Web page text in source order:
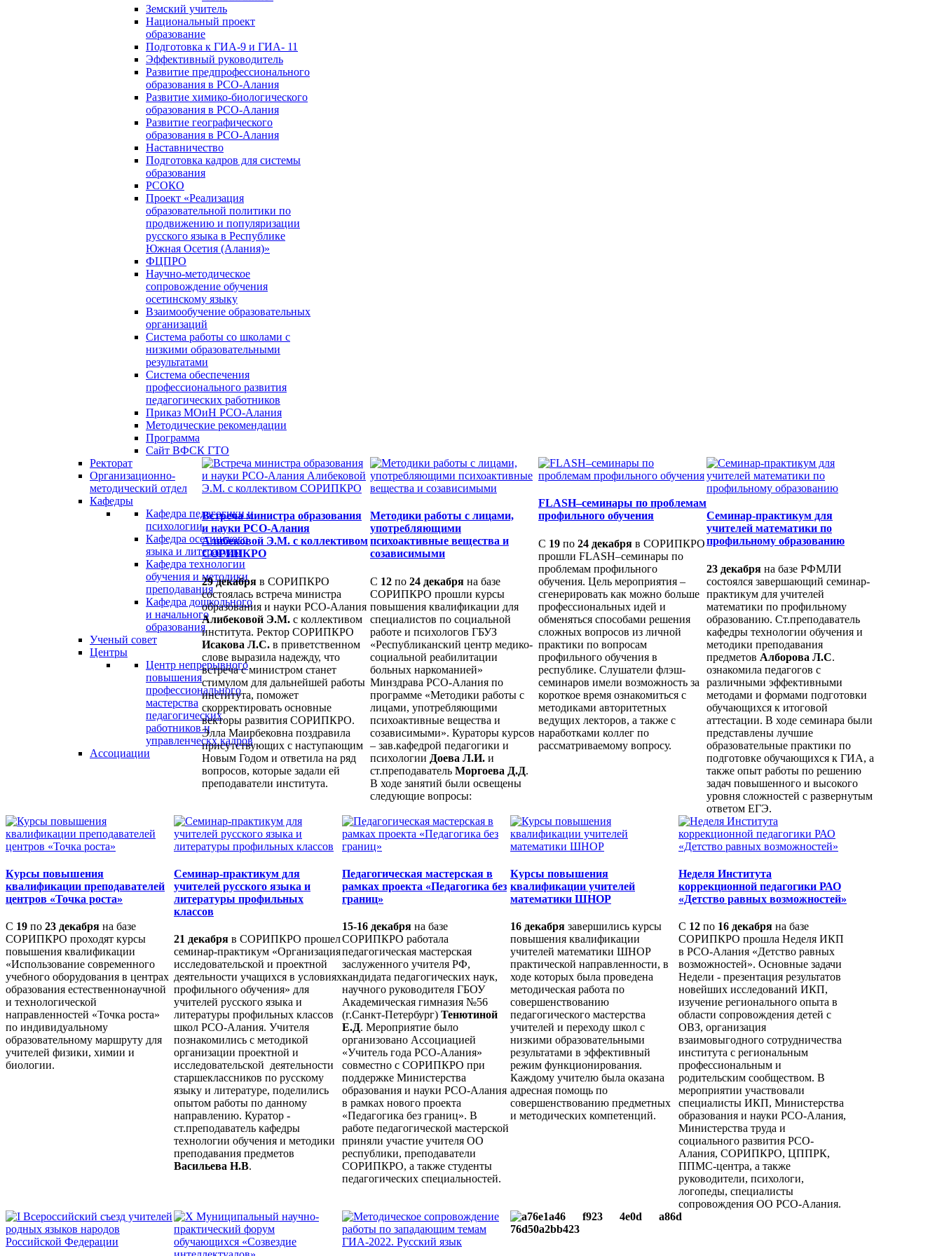
Земский учитель
Национальный проект
образование
Подготовка к ГИА-9 и ГИА- 11
Эффективный руководитель
Развитие предпрофессионального
образования в РСО-Алания
Развитие химико-биологического
образования в РСО-Алания
Развитие географического
образования в РСО-Алания
Наставничество
Подготовка кадров для системы
образования
РСОКО
Проект «Реализация
образовательной политики по
продвижению и популяризации
русского языка в Республике
Южная Осетия (Алания)»
ФЦПРО
Научно-методическое
сопровождение обучения
осетинскому языку
Взаимообучение образовательных
организаций
Система работы со школами с
низкими образовательными
результатами
Система обеспечения
профессионального развития
педагогических работников
Приказ МОиН РСО-Алания
Методические рекомендации
Программа
Сайт ВФСК ГТО
Ректорат
Организационно-
методический отдел
Кафедры
Кафедра педагогики и
психологии
Кафедра осетинского
языка и литературы
Кафедра технологии
обучения и методики
преподавания
Кафедра дошкольного
и начального
образования
Ученый совет
Центры
Центр непрерывного
повышения
профессионального
мастерства
педагогических
работников и
управленческх кадров
Ассоциации
Встреча министра образования
и науки РСО-Алания
Алибековой Э.М. с коллективом
СОРИПКРО
29 декабря в СОРИПКРО
состоялась встреча министра
образования и науки РСО-Алания
Алибековой Э.М. с коллективом
института. Ректор СОРИПКРО
Исакова Л.С. в приветственном
слове выразила надежду, что
встреча с министром станет
стимулом для дальнейшей работы
института, поможет
скорректировать основные
векторы развития СОРИПКРО.
Элла Маирбековна поздравила
присутствующих с наступающим
Новым Годом и ответила на ряд
вопросов, которые задали ей
преподаватели института.
Методики работы с лицами,
употребляющими
психоактивные вещества и
созависимыми
С 12 по 24 декабря на базе
СОРИПКРО прошли курсы
повышения квалификации для
специалистов по социальной
работе и психологов ГБУЗ
«Республиканский центр медико-
социальной реабилитации
больных наркоманией»
Минздрава РСО-Алания по
программе «Методики работы с
лицами, употребляющими
психоактивные вещества и
созависимыми». Кураторы курсов
– зав.кафедрой педагогики и
психологии Доева Л.И. и
ст.преподаватель Моргоева Д.Д.
В ходе занятий были освещены
следующие вопросы:
FLASH–семинары по проблемам
профильного обучения
С 19 по 24 декабря в СОРИПКРО
прошли FLASH–семинары по
проблемам профильного
обучения. Цель мероприятия –
сгенерировать как можно больше
профессиональных идей и
обменяться способами решения
сложных вопросов из личной
практики по вопросам
профильного обучения в
республике. Слушатели флэш-
семинаров имели возможность за
короткое время ознакомиться с
методиками авторитетных
ведущих лекторов, а также с
наработками коллег по
рассматриваемому вопросу.
Семинар-практикум для
учителей математики по
профильному образованию
23 декабря на базе РФМЛИ
состоялся завершающий семинар-
практикум для учителей
математики по профильному
образованию. Ст.преподаватель
кафедры технологии обучения и
методики преподавания
предметов Алборова Л.С.
ознакомила педагогов с
различными эффективными
методами и формами подготовки
обучающихся к итоговой
аттестации. В ходе семинара были
представлены лучшие
образовательные практики по
подготовке обучающихся к ГИА, а
также опыт работы по решению
задач повышенного и высокого
уровня сложностей с развернутым
ответом ЕГЭ.
Курсы повышения
квалификации преподавателей
центров «Точка роста»
С 19 по 23 декабря на базе
СОРИПКРО проходят курсы
повышения квалификации
«Использование современного
учебного оборудования в центрах
образования естественнонаучной
и технологической
направленностей «Точка роста»
по индивидуальному
образовательному маршруту для
учителей физики, химии и
биологии.
Семинар-практикум для
учителей русского языка и
литературы профильных
классов
21 декабря в СОРИПКРО прошел
семинар-практикум «Организация
исследовательской и проектной
деятельности учащихся в условиях
профильного обучения» для
учителей русского языка и
литературы профильных классов
школ РСО-Алания. Учителя
познакомились с методикой
организации проектной и
исследовательской деятельности
старшеклассников по русскому
языку и литературе, поделились
опытом работы по данному
направлению. Куратор -
ст.преподаватель кафедры
технологии обучения и методики
преподавания предметов
Васильева Н.В.
Педагогическая мастерская в
рамках проекта «Педагогика без
границ»
15-16 декабря на базе
СОРИПКРО работала
педагогическая мастерская
заслуженного учителя РФ,
кандидата педагогических наук,
научного руководителя ГБОУ
Академическая гимназия №56
(г.Санкт-Петербург) Тенютиной
Е.Д. Мероприятие было
организовано Ассоциацией
«Учитель года РСО-Алания»
совместно с СОРИПКРО при
поддержке Министерства
образования и науки РСО-Алания
в рамках нового проекта
«Педагогика без границ». В
работе педагогической мастерской
приняли участие учителя ОО
республики, преподаватели
СОРИПКРО, а также студенты
педагогических специальностей.
Курсы повышения
квалификации учителей
математики ШНОР
16 декабря завершились курсы
повышения квалификации
учителей математики ШНОР
практической направленности, в
ходе которых была проведена
методическая работа по
совершенствованию
педагогического мастерства
учителей и переходу школ с
низкими образовательными
результатами в эффективный
режим функционирования.
Каждому учителю была оказана
адресная помощь по
совершенствованию предметных
и методических компетенций.
Неделя Института
коррекционной педагогики РАО
«Детство равных возможностей»
С 12 по 16 декабря на базе
СОРИПКРО прошла Неделя ИКП
в РСО-Алания «Детство равных
возможностей». Основные задачи
Недели - презентация результатов
новейших исследований ИКП,
изучение регионального опыта в
области сопровождения детей с
ОВЗ, организация
взаимовыгодного сотрудничества
института с региональным
профессиональным и
родительским сообществом. В
мероприятии участвовали
специалисты ИКП, Министерства
образования и науки РСО-Алания,
Министерства труда и
социального развития РСО-
Алания, СОРИПКРО, ЦППРК,
ППМС-центра, а также
руководители, психологи,
логопеды, специалисты
сопровождения ОО РСО-Алания.